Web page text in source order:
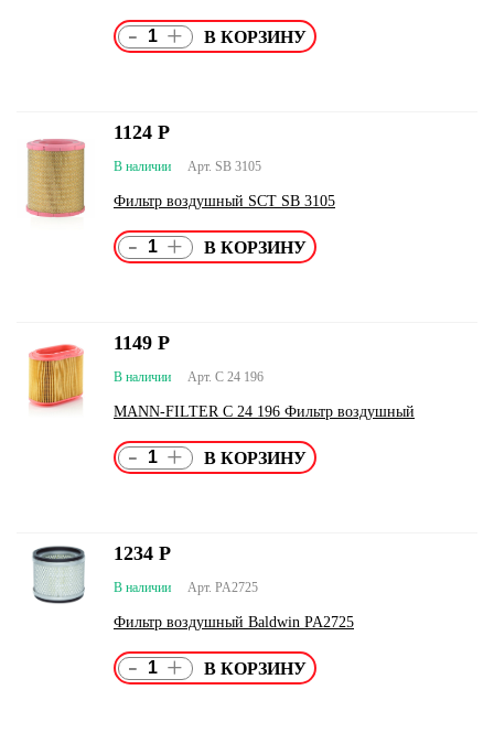
- +
Арт. SB 3105
В наличии
Фильтр воздушный SCT SB 3105
1124 Р
- +
Арт. C 24 196
В наличии
MANN-FILTER C 24 196 Фильтр воздушный
1149 Р
- +
Арт. PA2725
В наличии
Фильтр воздушный Baldwin PA2725
1234 Р
- +